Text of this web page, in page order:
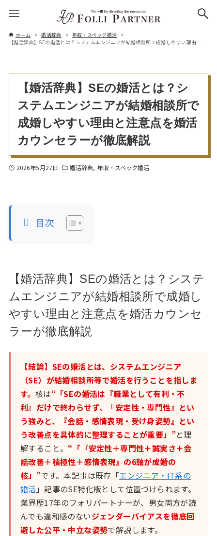
ホーム 婚活辞典
年収・スペック婚活
【婚活辞典】SEの婚活とは？システムエンジニアが結婚相談所で成婚しやすい理由と注意点を婚活カウンセラーが徹底解説
【婚活辞典】SEの婚活とは？シ
ステムエンジニアが結婚相談所で
成婚しやすい理由と注意点を婚活
カウンセラーが徹底解説
2026年5月27日 婚活辞典 年収・スペック婚活
目次
【婚活辞典】SEの婚活とは？システ
ムエンジニアが結婚相談所で成婚し
やすい理由と注意点を婚活カウンセ
ラーが徹底解説
【結論】SEの婚活とは、システムエンジニア
（SE）が結婚相談所等で婚活を行うことを指しま
す。 核は“「SEの婚活は『職業として有利・不
利』だけで終わらせず、『安定性・専門性』とい
う強みと、『会話・感情表現・受け身姿勢』とい
う改善点を具体的に整理することが重要」”と理
解すること。 “「『安定性＋専門性＋誠実さ＋会
話改善＋積極性＋感情表現』の6軸が成婚の
核」”です。本記事は既存「エンジニア・IT系の
婚活 」記事のSE特化版として位置づけられます。
業界歴17年のフォリパートナーが、男女両方が読
んでも違和感のないジェンダーバイアスを徹底回
避した公平・中立な姿勢で解説します。